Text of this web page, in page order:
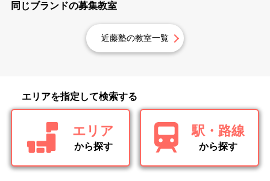
同じブランドの募集教室
近藤塾の教室一覧
エリアを指定して検索する
エリア
から探す
駅・路線
から探す